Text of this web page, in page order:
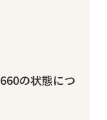
の状態につ